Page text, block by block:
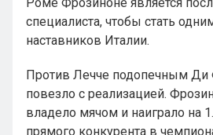
специалиста, чтобы стать
наставников Италии.
Против Лечче подопечным Ди
повезло с реализацией.
владело мячом и наиграло на
прямого конкурента в